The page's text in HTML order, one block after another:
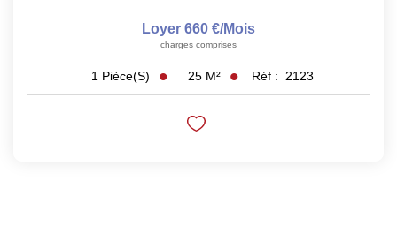
Loyer 660 €/mois
charges comprises
1 Pièce(s) 25 M² Réf : 2123